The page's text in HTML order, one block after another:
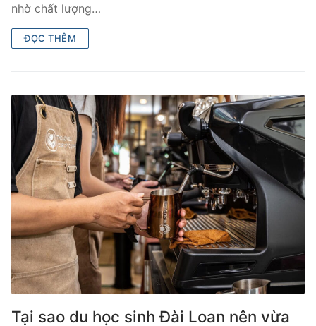
nhờ chất lượng…
ĐỌC THÊM
Tại sao du học sinh Đài Loan nên vừa